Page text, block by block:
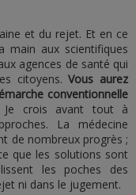
et du rejet. Et en ce
main aux scientifiques
agences de santé qui
citoyens.Vous aurez
conventionnelle
crois avant tout à
La médecine
de nombreux progrès ;
que les solutions sont
les poches des
ni dans le jugement.